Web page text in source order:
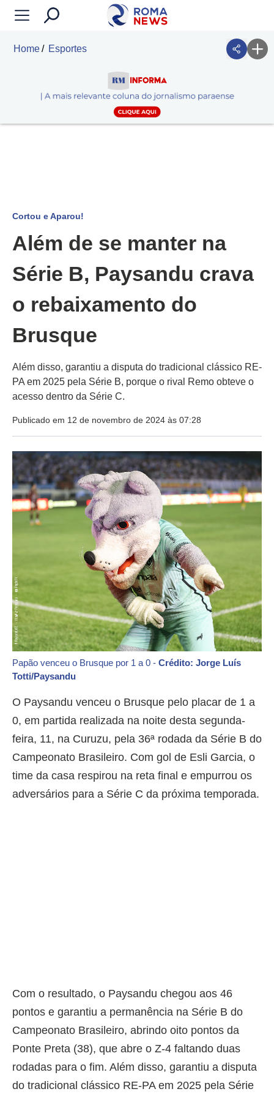
Home Esportes
Cortou e Aparou!
Além de se manter na
Série B, Paysandu crava
o rebaixamento do
Brusque
Além disso, garantiu a disputa do tradicional clássico RE-
PA em 2025 pela Série B, porque o rival Remo obteve o
acesso dentro da Série C.
Publicado em 12 de novembro de 2024 às 07:28
Papão venceu o Brusque por 1 a 0 - Crédito: Jorge Luís
Totti/Paysandu
O Paysandu venceu o Brusque pelo placar de 1 a
0, em partida realizada na noite desta segunda-
feira, 11, na Curuzu, pela 36ª rodada da Série B do
Campeonato Brasileiro. Com gol de Esli Garcia, o
time da casa respirou na reta final e empurrou os
adversários para a Série C da próxima temporada.
Com o resultado, o Paysandu chegou aos 46
pontos e garantiu a permanência na Série B do
Campeonato Brasileiro, abrindo oito pontos da
Ponte Preta (38), que abre o Z-4 faltando duas
rodadas para o fim. Além disso, garantiu a disputa
do tradicional clássico RE-PA em 2025 pela Série